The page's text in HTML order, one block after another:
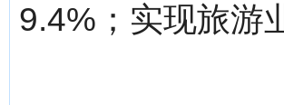
9.4%；实现旅游